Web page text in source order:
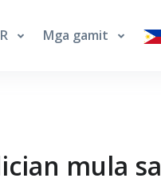
Mga gamit
mula sa